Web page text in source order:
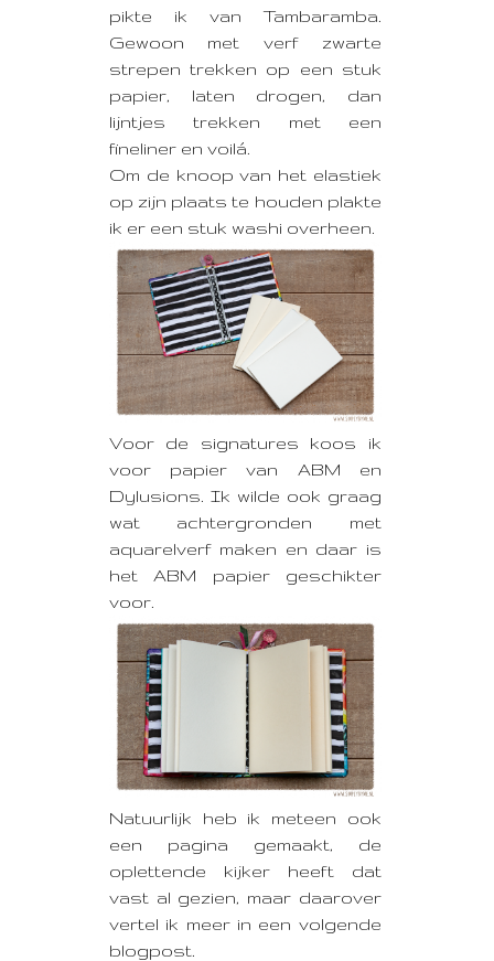
pikte ik van Tambaramba.
Gewoon met verf zwarte
strepen trekken op een stuk
papier, laten drogen, dan
lijntjes trekken met een
fineliner en voilá.
Om de knoop van het elastiek
op zijn plaats te houden plakte
ik er een stuk washi overheen.
Voor de signatures koos ik
voor papier van ABM en
Dylusions. Ik wilde ook graag
wat achtergronden met
aquarelverf maken en daar is
het ABM papier geschikter
voor.
Natuurlijk heb ik meteen ook
een pagina gemaakt, de
oplettende kijker heeft dat
vast al gezien, maar daarover
vertel ik meer in een volgende
blogpost.